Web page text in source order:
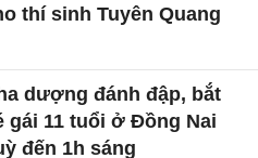
thí sinh Tuyên Quang
dượng đánh đập, bắt
gái 11 tuổi ở Đồng Nai
đến 1h sáng